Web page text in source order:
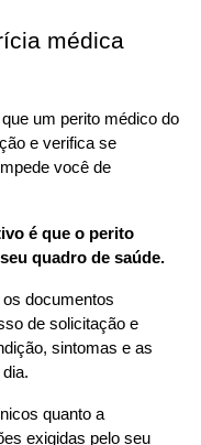
médica
um perito médico do
e verifica se
você de
é que o perito
quadro de saúde.
documentos
de solicitação e
sintomas e as
quanto a
exigidas pelo seu